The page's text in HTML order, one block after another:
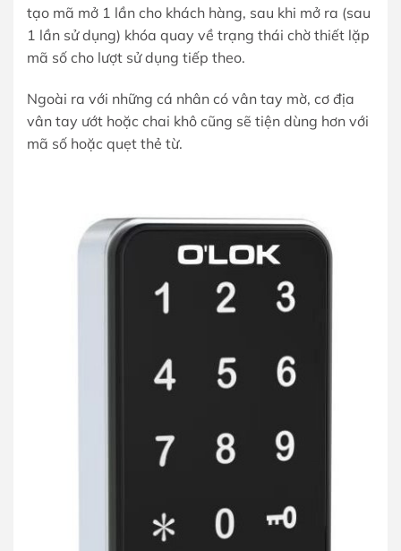
tạo mã mở 1 lần cho khách hàng, sau khi mở ra (sau
1 lần sử dụng) khóa quay về trạng thái chờ thiết lặp
mã số cho lượt sử dụng tiếp theo.
Ngoài ra với những cá nhân có vân tay mờ, cơ địa
vân tay ướt hoặc chai khô cũng sẽ tiện dùng hơn với
mã số hoặc quẹt thẻ từ.